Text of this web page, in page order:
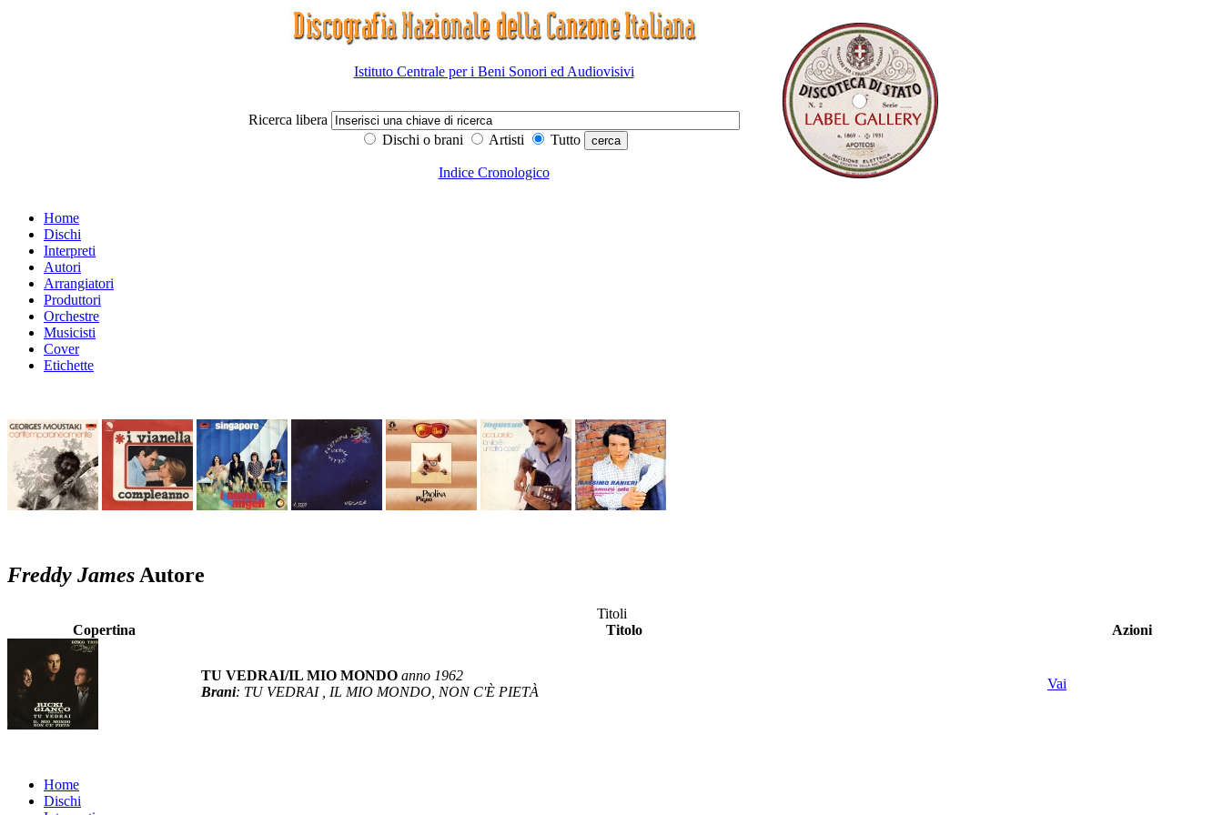
Istituto Centrale per i Beni Sonori ed Audiovisivi
Ricerca libera
Dischi o brani
Artisti Tutto
Indice Cronologico
Home
Dischi
Interpreti
Autori
Arrangiatori
Produttori
Orchestre
Musicisti
Cover
Etichette
Freddy James Autore
Titoli
Copertina
Titolo Azioni
TU VEDRAI/IL MIO MONDO anno 1962
Brani: TU VEDRAI , IL MIO MONDO, NON C'È PIETÀ
Vai
Home
Dischi